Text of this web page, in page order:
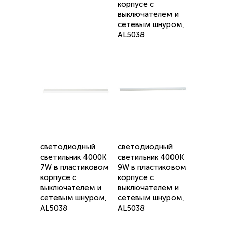
корпусе с
выключателем и
сетевым шнуром,
AL5038
светодиодный
светильник 4000K
7W в пластиковом
корпусе с
выключателем и
сетевым шнуром,
AL5038
светодиодный
светильник 4000K
9W в пластиковом
корпусе с
выключателем и
сетевым шнуром,
AL5038